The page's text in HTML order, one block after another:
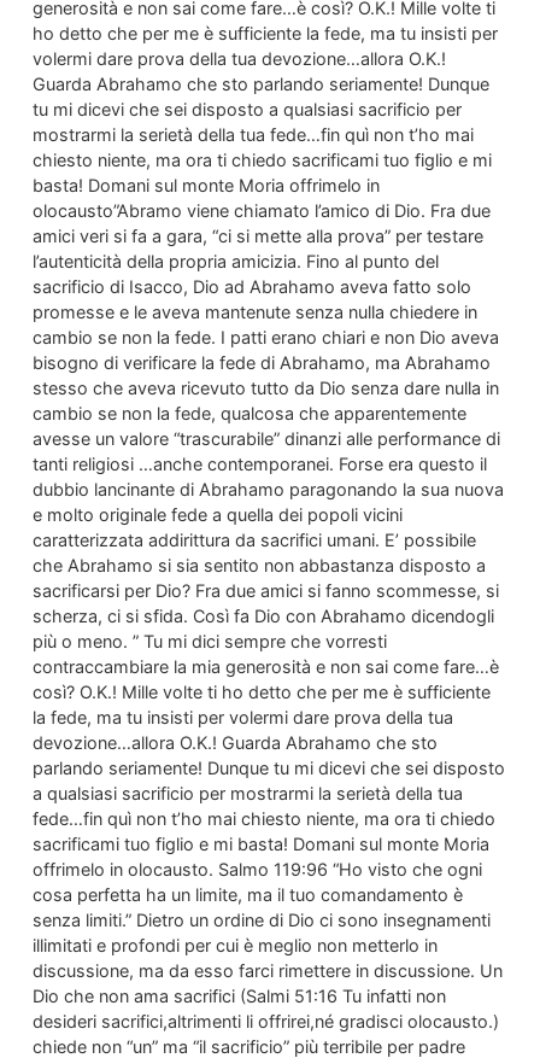
generosità e non sai come fare…è così? O.K.! Mille volte ti
ho detto che per me è sufficiente la fede, ma tu insisti per
volermi dare prova della tua devozione…allora O.K.!
Guarda Abrahamo che sto parlando seriamente! Dunque
tu mi dicevi che sei disposto a qualsiasi sacrificio per
mostrarmi la serietà della tua fede…fin quì non t’ho mai
chiesto niente, ma ora ti chiedo sacrificami tuo figlio e mi
basta! Domani sul monte Moria offrimelo in
olocausto”Abramo viene chiamato l’amico di Dio. Fra due
amici veri si fa a gara, “ci si mette alla prova” per testare
l’autenticità della propria amicizia. Fino al punto del
sacrificio di Isacco, Dio ad Abrahamo aveva fatto solo
promesse e le aveva mantenute senza nulla chiedere in
cambio se non la fede. I patti erano chiari e non Dio aveva
bisogno di verificare la fede di Abrahamo, ma Abrahamo
stesso che aveva ricevuto tutto da Dio senza dare nulla in
cambio se non la fede, qualcosa che apparentemente
avesse un valore “trascurabile” dinanzi alle performance di
tanti religiosi …anche contemporanei. Forse era questo il
dubbio lancinante di Abrahamo paragonando la sua nuova
e molto originale fede a quella dei popoli vicini
caratterizzata addirittura da sacrifici umani. E’ possibile
che Abrahamo si sia sentito non abbastanza disposto a
sacrificarsi per Dio? Fra due amici si fanno scommesse, si
scherza, ci si sfida. Così fa Dio con Abrahamo dicendogli
più o meno. ” Tu mi dici sempre che vorresti
contraccambiare la mia generosità e non sai come fare…è
così? O.K.! Mille volte ti ho detto che per me è sufficiente
la fede, ma tu insisti per volermi dare prova della tua
devozione…allora O.K.! Guarda Abrahamo che sto
parlando seriamente! Dunque tu mi dicevi che sei disposto
a qualsiasi sacrificio per mostrarmi la serietà della tua
fede…fin quì non t’ho mai chiesto niente, ma ora ti chiedo
sacrificami tuo figlio e mi basta! Domani sul monte Moria
offrimelo in olocausto. Salmo 119:96 “Ho visto che ogni
cosa perfetta ha un limite, ma il tuo comandamento è
senza limiti.” Dietro un ordine di Dio ci sono insegnamenti
illimitati e profondi per cui è meglio non metterlo in
discussione, ma da esso farci rimettere in discussione. Un
Dio che non ama sacrifici (Salmi 51:16 Tu infatti non
desideri sacrifici,altrimenti li offrirei,né gradisci olocausto.)
chiede non “un” ma “il sacrificio” più terribile per padre